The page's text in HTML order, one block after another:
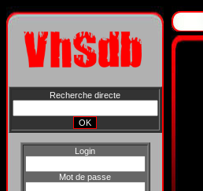
Recherche directe
Login
Mot de passe